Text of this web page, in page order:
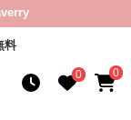
料
0 0